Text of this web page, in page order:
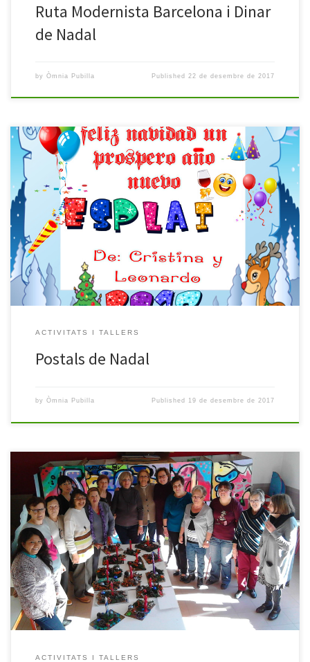
Ruta Modernista Barcelona i Dinar
de Nadal
by Òmnia Pubilla Published 22 de desembre de 2017
Els i les alumnes del Punt Òmnia han realitzat aquestes postals i
ens desitgen un Bon Nadal i Feliç Any 2018!!
ACTIVITATS I TALLERS
Postals de Nadal
by Òmnia Pubilla Published 19 de desembre de 2017
Com ja és tradició en el Punt Òmnia de Pubilla, quan arriba el
Nadal ens agrada fer aquest taller de centres de taula, tan senzill i
vistós per guarnir les Festes. Amb uns quants elements naturals,
alguna guarnició nadalenca i una mica de creativitat es poden fer
centres per a […]
ACTIVITATS I TALLERS